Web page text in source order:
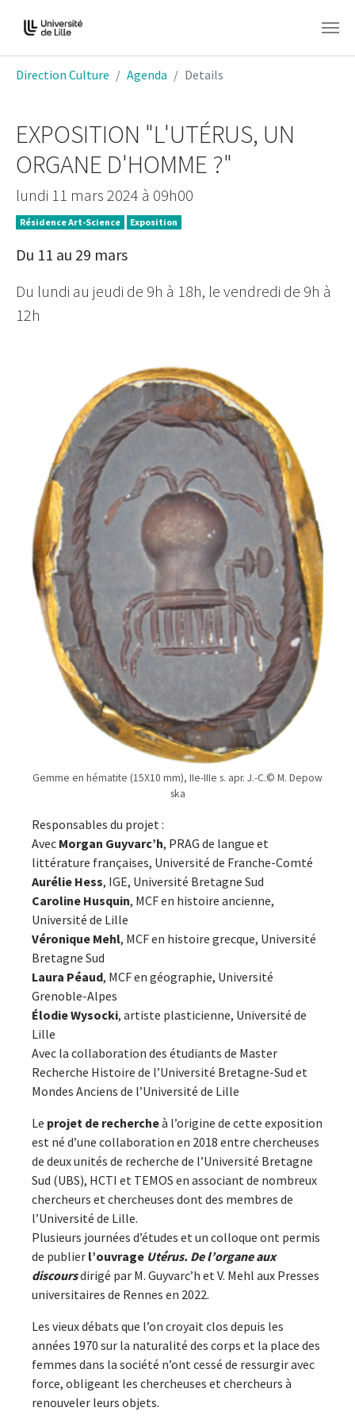
Direction Culture Agenda Details
EXPOSITION "L'UTÉRUS, UN
ORGANE D'HOMME ?"
lundi 11 mars 2024 à 09h00
Résidence Art-Science Exposition
Du 11 au 29 mars
Du lundi au jeudi de 9h à 18h, le vendredi de 9h à
12h
Gemme en hématite (15X10 mm), IIe-IIIe s. apr. J.-C.© M. Depow
ska
Responsables du projet :
Avec Morgan Guyvarc’h, PRAG de langue et
littérature françaises, Université de Franche-Comté
Aurélie Hess, IGE, Université Bretagne Sud
Caroline Husquin, MCF en histoire ancienne,
Université de Lille
Véronique Mehl, MCF en histoire grecque, Université
Bretagne Sud
Laura Péaud, MCF en géographie, Université
Grenoble-Alpes
Élodie Wysocki, artiste plasticienne, Université de
Lille
Avec la collaboration des étudiants de Master
Recherche Histoire de l’Université Bretagne-Sud et
Mondes Anciens de l’Université de Lille
Le projet de rechercheà l’origine de cette exposition
est né d’une collaboration en 2018 entre chercheuses
de deux unités de recherche de l’Université Bretagne
Sud (UBS), HCTI et TEMOS en associant de nombreux
chercheurs et chercheuses dont des membres de
l’Université de Lille.
Plusieurs journées d’études et un colloque ont permis
de publier l’ouvrage Utérus. De l’organe aux
discoursdirigé par M. Guyvarc’h et V. Mehl aux Presses
universitaires de Rennes en 2022.
Les vieux débats que l’on croyait clos depuis les
années 1970 sur la naturalité des corps et la place des
femmes dans la société n’ont cessé de ressurgir avec
force, obligeant les chercheuses et chercheurs à
renouveler leurs objets.